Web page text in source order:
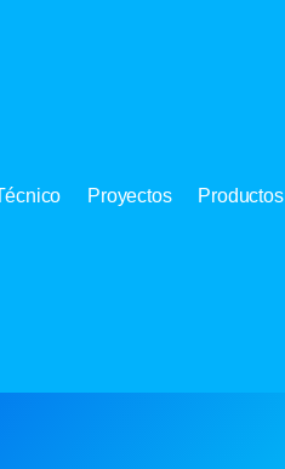
Proyectos Productos